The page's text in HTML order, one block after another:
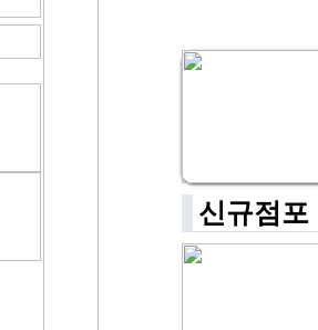
신규점포